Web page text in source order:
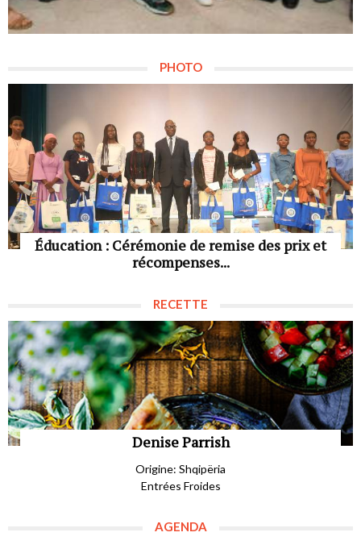
PHOTO
Éducation : Cérémonie de remise des prix et
récompenses...
RECETTE
Denise Parrish
Origine: Shqipëria
Entrées Froides
AGENDA